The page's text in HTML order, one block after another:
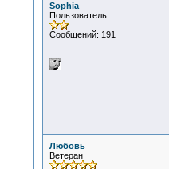
Sophia
Пользователь
Сообщений: 191
Любовь
Ветеран